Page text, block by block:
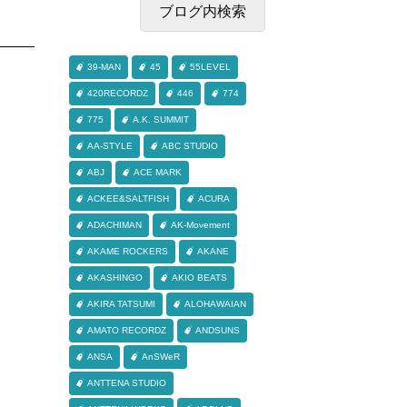
39-MAN 45 55LEVEL
420RECORDZ 446 774
775 A.K. SUMMIT
AA-STYLE ABC STUDIO
ABJ ACE MARK
ACKEE&SALTFISH ACURA
ADACHIMAN AK-Movement
AKAME ROCKERS AKANE
AKASHINGO AKIO BEATS
AKIRA TATSUMI ALOHAWAIAN
AMATO RECORDZ ANDSUNS
ANSA AnSWeR
ANTTENA STUDIO